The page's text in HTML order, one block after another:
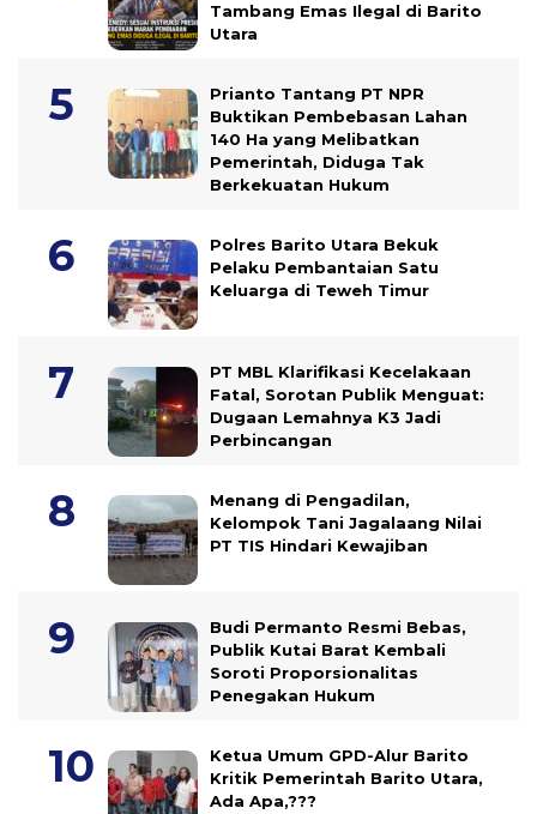
Tambang Emas Ilegal di Barito
Utara
Prianto Tantang PT NPR
Buktikan Pembebasan Lahan
140 Ha yang Melibatkan
Pemerintah, Diduga Tak
Berkekuatan Hukum
Polres Barito Utara Bekuk
Pelaku Pembantaian Satu
Keluarga di Teweh Timur
PT MBL Klarifikasi Kecelakaan
Fatal, Sorotan Publik Menguat:
Dugaan Lemahnya K3 Jadi
Perbincangan
Menang di Pengadilan,
Kelompok Tani Jagalaang Nilai
PT TIS Hindari Kewajiban
Budi Permanto Resmi Bebas,
Publik Kutai Barat Kembali
Soroti Proporsionalitas
Penegakan Hukum
Ketua Umum GPD-Alur Barito
Kritik Pemerintah Barito Utara,
Ada Apa,???